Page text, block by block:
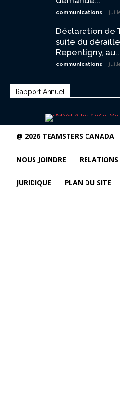
communications -
Déclaration de
suite du
Repentigny, au...
communications -
Rapport Annuel
@ 2026 TEAMSTERS CANADA
NOUS JOINDRE RELATIONS
JURIDIQUE PLAN DU SITE